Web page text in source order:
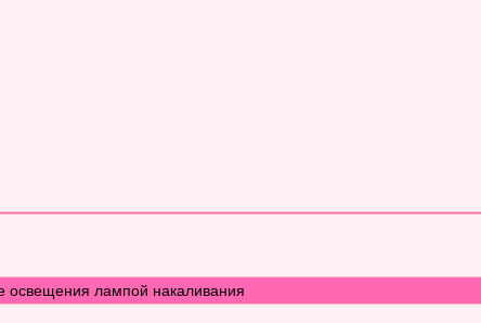
освещения лампой накаливания